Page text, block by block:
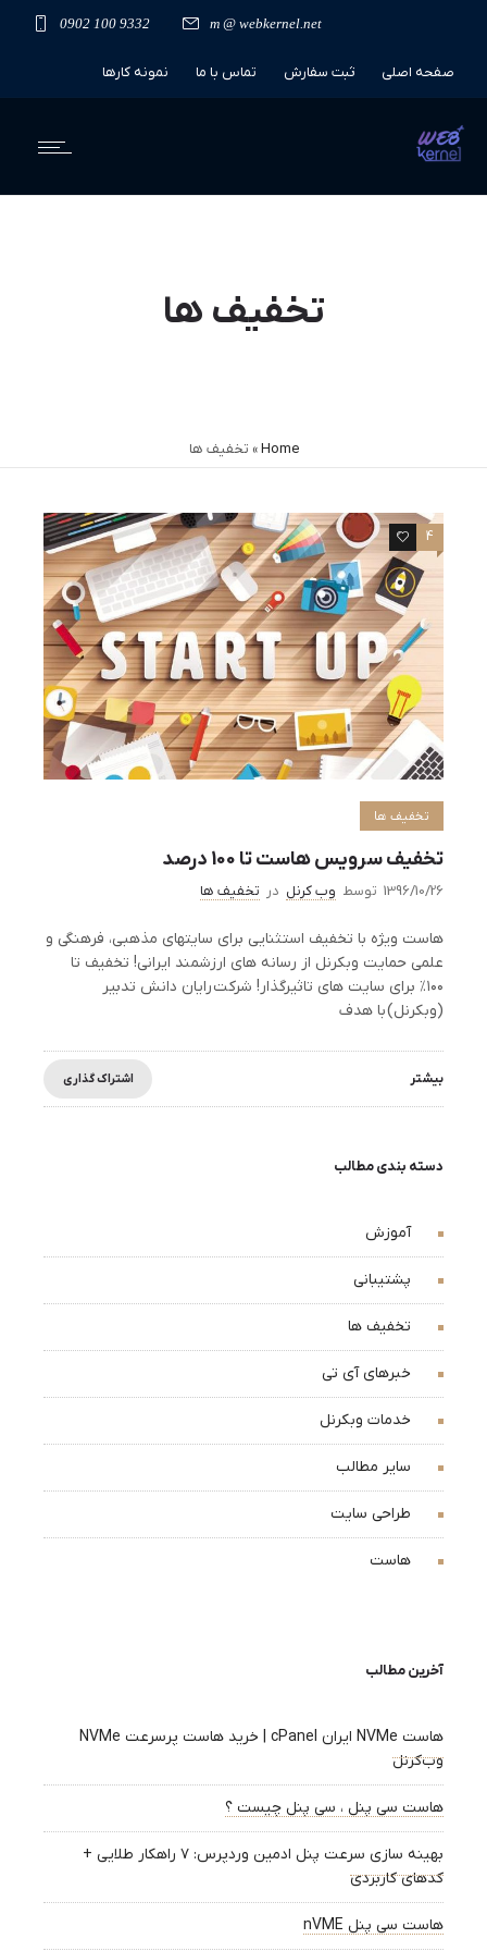
0902 100 9332 m @ webkernel.net
صفحه اصلی ثبت سفارش تماس با ما نمونه کارها
تخفیف ها
Home
» تخفیف ها
4
0
تخفیف ها
تخفیف سرویس هاست تا 100 درصد
1396/10/26 توسط وب کرنل در تخفیف ها
هاست ویژه با تخفیف استثنایی برای سایتهای مذهبی، فرهنگی و
علمی حمایت وبکرنل از رسانه های ارزشمند ایرانی! تخفیف تا
۱۰۰٪ برای سایت های تاثیرگذار! شرکت رایان دانش تدبیر
(وبکرنل) با هدف
بیشتر اشتراک گذاری
دسته بندی مطالب
آموزش
پشتیبانی
تخفیف ها
خبرهای آی تی
خدمات وبکرنل
سایر مطالب
طراحی سایت
هاست
آخرین مطالب
هاست NVMe ایران cPanel | خرید هاست پرسرعت NVMe
وب‌کرنل
هاست سی پنل ، سی پنل چیست ؟
بهینه سازی سرعت پنل ادمین وردپرس: ۷ راهکار طلایی +
کدهای کاربردی
هاست سی پنل nVME